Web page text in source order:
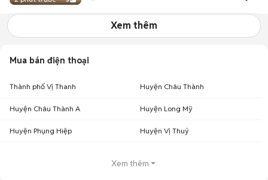
Xem thêm
Mua bán điện thoại
Thành phố Vị Thanh Huyện Châu Thành
Huyện Châu Thành A Huyện Long Mỹ
Huyện Phụng Hiệp Huyện Vị Thuỷ
Xem thêm